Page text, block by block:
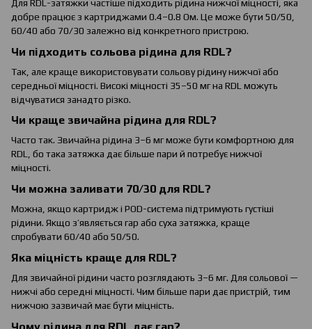
Для RDL-затяжки частіше підходить рідина нижчої міцності, яка
добре працює з картриджами 0.4–0.8 Ом. Це може бути 50/50,
60/40 або 70/30 залежно від конкретного пристрою.
Чи підходить сольова рідина для RDL?
Так, але краще використовувати сольову рідину нижчої або
середньої міцності. Високі міцності 35–50 мг на RDL можуть
відчуватися занадто різко.
Чи краще звичайна рідина для RDL?
Часто так. Звичайна рідина 3–6 мг може бути комфортною для
RDL, бо така затяжка дає більше пари й потребує нижчої
міцності.
Чи можна заливати 70/30 для RDL?
Можна, якщо картридж і POD-система підтримують густіші
рідини. Якщо з’являється гар або суха затяжка, краще
спробувати 60/40 або 50/50.
Яка міцність краще для RDL?
Для звичайної рідини часто розглядають 3–6 мг. Для сольової —
нижчі або середні міцності. Чим більше пари дає пристрій, тим
нижчою зазвичай має бути міцність.